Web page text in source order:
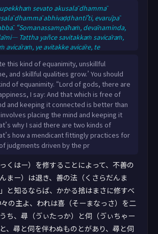
sevato akusalā dhammā
dhammā abhivaḍḍhantī’ti, evarūpā
“Somanassampāhaṁ, devānaminda,
Tattha yañce savitakkaṁ savicāraṁ,
avicāraṁ, ye avitakke avicāre, te
asevitabbampīti Evaṁ paṭipanno
bhikkhu
paṭipadaṁ
Itthaṁ bhagavā sakkassa
pañhaṁ puṭṭho
this kind of equanimity, unskillful
and skillful qualities grow.’ You should
of equanimity. “Lord of gods, there are
I say: And that which is free of
and keeping it connected is better than
placing the mind and keeping it
why I said there are two kinds of
how a mendicant fittingly practices for
judgments driven by the pr
くはー）を修することによって、不善の
まー）は退き、善の法（くさらだんま
と知るならば、かかる捨はまさに修すべ
の主よ、われは喜（そーまなっさ）を二
ち、尋（ゔぃたっか）と伺（ゔぃちゃー
、尋と伺を伴わぬものとがあり、尋と伺